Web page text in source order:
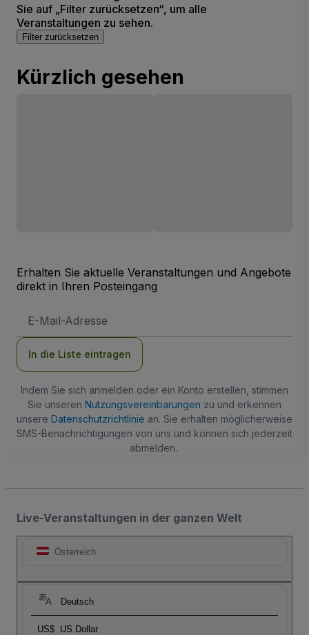
Sie auf „Filter zurücksetzen“, um alle
Veranstaltungen zu sehen.
Filter zurücksetzen
Kürzlich gesehen
Erhalten Sie aktuelle Veranstaltungen und Angebote
direkt in Ihren Posteingang
Mail-
In die Liste eintragen
Indem Sie sich anmelden oder ein Konto erstellen, stimmen
Sie unseren Nutzungsvereinbarungen zu und erkennen
unsere Datenschutzrichtlinie an. Sie erhalten möglicherweise
SMS-Benachrichtigungen von uns und können sich jederzeit
abmelden.
Live-Veranstaltungen in der ganzen Welt
Österreich
Deutsch
US$ US Dollar